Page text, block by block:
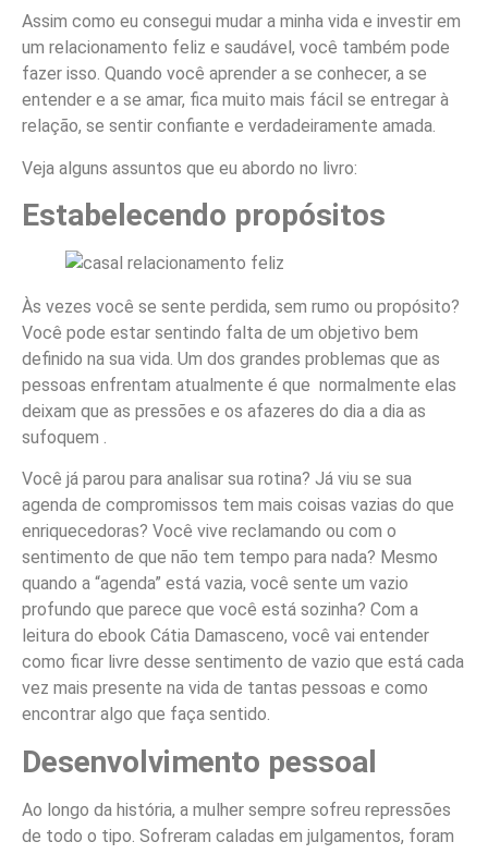
Assim como eu consegui mudar a minha vida e investir em
um relacionamento feliz e saudável, você também pode
fazer isso. Quando você aprender a se conhecer, a se
entender e a se amar, fica muito mais fácil se entregar à
relação, se sentir confiante e verdadeiramente amada.
Veja alguns assuntos que eu abordo no livro:
Estabelecendo propósitos
Às vezes você se sente perdida, sem rumo ou propósito?
Você pode estar sentindo falta de um objetivo bem
definido na sua vida. Um dos grandes problemas que as
pessoas enfrentam atualmente é que normalmente elas
deixam que as pressões e os afazeres do dia a dia as
sufoquem .
Você já parou para analisar sua rotina? Já viu se sua
agenda de compromissos tem mais coisas vazias do que
enriquecedoras? Você vive reclamando ou com o
sentimento de que não tem tempo para nada? Mesmo
quando a “agenda” está vazia, você sente um vazio
profundo que parece que você está sozinha? Com a
leitura do ebook Cátia Damasceno, você vai entender
como ficar livre desse sentimento de vazio que está cada
vez mais presente na vida de tantas pessoas e como
encontrar algo que faça sentido.
Desenvolvimento pessoal
Ao longo da história, a mulher sempre sofreu repressões
de todo o tipo. Sofreram caladas em julgamentos, foram